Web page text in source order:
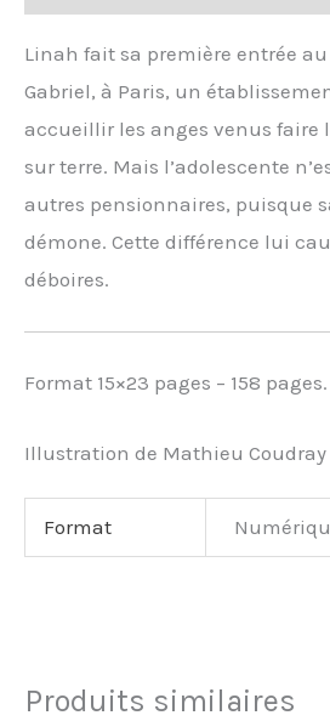
Linah fait sa première entrée
Gabriel, à Paris, un
accueillir les anges venus faire
sur terre. Mais l’adolescente
autres pensionnaires, puisque
démone. Cette différence lui
déboires.
Format 15×23 pages – 158 pages.
Illustration de Mathieu Coudray
Format
Produits similaires